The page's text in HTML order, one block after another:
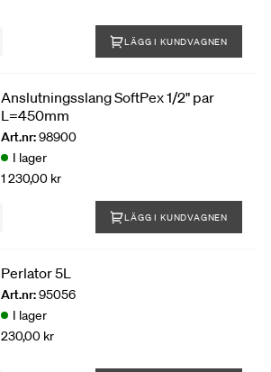
LÄGG I KUNDVAGNEN
Anslutningsslang SoftPex 1/2" par
L=450mm
Art.nr:98900
I lager
1 230,00 kr
LÄGG I KUNDVAGNEN
Perlator 5L
Art.nr:95056
I lager
230,00 kr